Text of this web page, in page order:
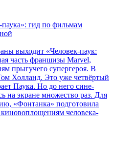
паука»: гид по фильмам
выходит «Человек-паук:
часть франшизы Marvel,
прыгучего супергероя. В
Холланд. Это уже четвёртый
Паука. Но до него сине-
на экране множество раз. Для
«Фонтанка» подготовила
человека-